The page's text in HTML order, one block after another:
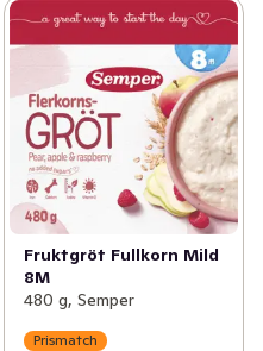
Fruktgröt Fullkorn Mild
8M
480 g, Semper
Prismatch